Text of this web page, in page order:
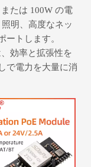
たは 100W の電
明、高度なネッ
ートします。
効率と拡張性を
で電力を大量に消